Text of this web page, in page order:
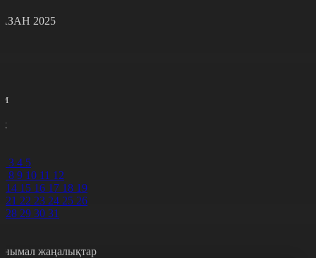
2025
3 4 5
8 9 10 11 12
14 15 16 17 18 19
21 22 23 24 25 26
28 29 30 31
жаңалықтар